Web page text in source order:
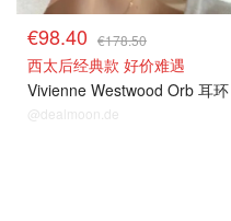
€98.40 €178.50
西太后经典款 好价难遇
Vivienne Westwood Orb 耳环
@dealmoon.de